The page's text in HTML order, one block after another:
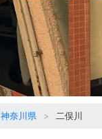
神奈川県 二俣川